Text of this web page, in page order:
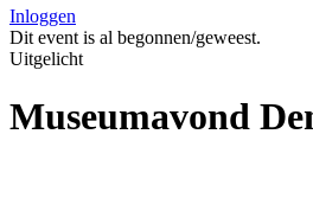
Inloggen
Dit event is al begonnen/geweest.
Uitgelicht
Museumavond